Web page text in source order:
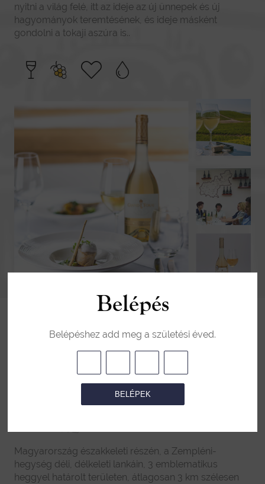
nyitni a világ felé, itt az ideje az új ünnepek és új
hagyományok teremtésének, és ideje másként
gondolni a tokaji aszúra is..
Magyarország északkeleti részén, a Zempléni-
hegység déli, délkeleti lankáin, 3 emblematikus
heggyel határolt területen, átlagosan 3 km szélesen
Belépés
Belépéshez add meg a születési éved.
BELÉPEK